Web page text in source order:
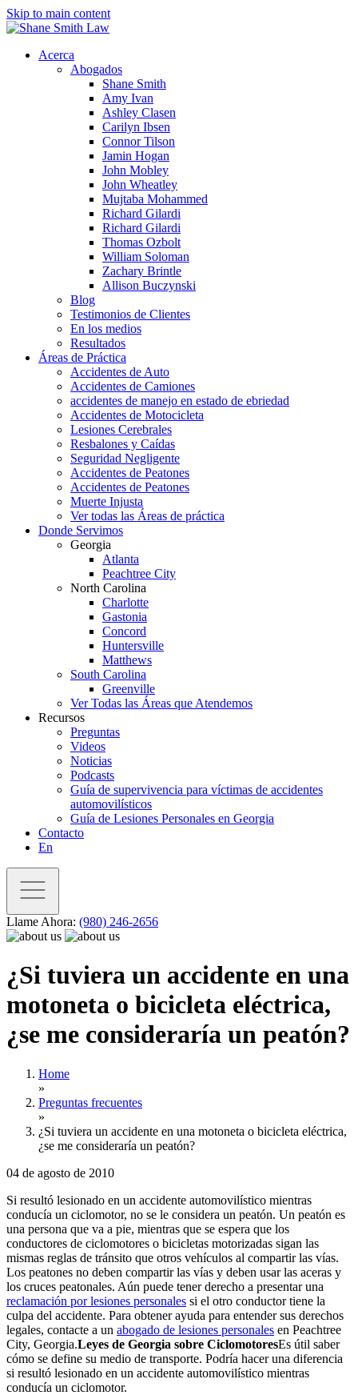
Skip to main content
Acerca
Abogados
Shane Smith
Amy Ivan
Ashley Clasen
Carilyn Ibsen
Connor Tilson
Jamin Hogan
John Mobley
John Wheatley
Mujtaba Mohammed
Richard Gilardi
Richard Gilardi
Thomas Ozbolt
William Soloman
Zachary Brintle
Allison Buczynski
Blog
Testimonios de Clientes
En los medios
Resultados
Áreas de Práctica
Accidentes de Auto
Accidentes de Camiones
accidentes de manejo en estado de ebriedad
Accidentes de Motocicleta
Lesiones Cerebrales
Resbalones y Caídas
Seguridad Negligente
Accidentes de Peatones
Accidentes de Peatones
Muerte Injusta
Ver todas las Áreas de práctica
Donde Servimos
Georgia
Atlanta
Peachtree City
North Carolina
Charlotte
Gastonia
Concord
Huntersville
Matthews
South Carolina
Greenville
Ver Todas las Áreas que Atendemos
Recursos
Preguntas
Videos
Noticias
Podcasts
Guía de supervivencia para víctimas de accidentes
automovilísticos
Guía de Lesiones Personales en Georgia
Contacto
En
Llame Ahora: (980) 246-2656
¿Si tuviera un accidente en una
motoneta o bicicleta eléctrica,
¿se me consideraría un peatón?
Home
»
Preguntas frecuentes
»
¿Si tuviera un accidente en una motoneta o bicicleta eléctrica,
¿se me consideraría un peatón?
04 de agosto de 2010
Si resultó lesionado en un accidente automovilístico mientras
conducía un ciclomotor, no se le considera un peatón. Un peatón es
una persona que va a pie, mientras que se espera que los
conductores de ciclomotores o bicicletas motorizadas sigan las
mismas reglas de tránsito que otros vehículos al compartir las vías.
Los peatones no deben compartir las vías y deben usar las aceras y
los cruces peatonales. Aún puede tener derecho a presentar una
reclamación por lesiones personales si el otro conductor tiene la
culpa del accidente. Para obtener ayuda para entender sus derechos
legales, contacte a un abogado de lesiones personales en Peachtree
City, Georgia.Leyes de Georgia sobre CiclomotoresEs útil saber
cómo se define su medio de transporte. Podría hacer una diferencia
si resultó lesionado en un accidente automovilístico mientras
conducía un ciclomotor.